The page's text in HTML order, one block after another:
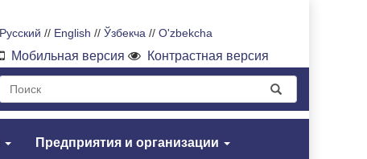
Русский // English // Ўзбекча // O'zbekcha
Мобильная версия Контрастная версия
Предприятия и организации